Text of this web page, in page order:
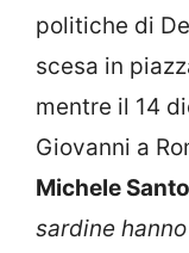
politiche di
scesa in
mentre il 14
Giovanni a
Michele
sardine